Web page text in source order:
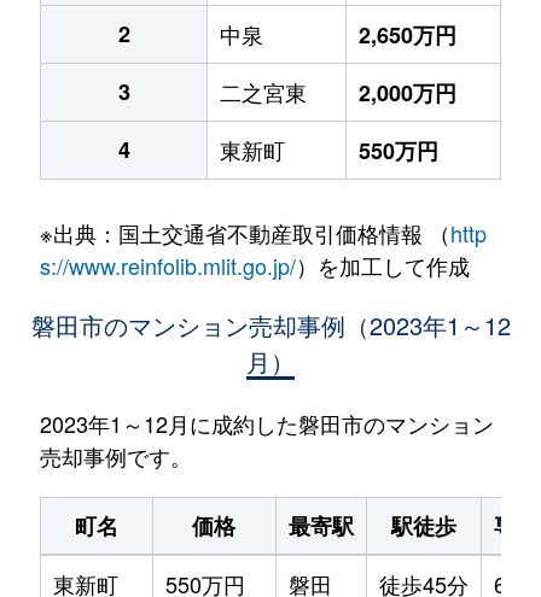
2
中泉
2,650万円
3
二之宮東
2,000万円
4
東新町 550万円
※出典：国土交通省不動産取引価格情報 （http
s://www.reinfolib.mlit.go.jp/）を加工して作成
磐田市のマンション売却事例（2023年1～12
月）
2023年1～12月に成約した磐田市のマンション
売却事例です。
町名 価格 最寄駅 駅徒歩
専
東新町
550万円 磐田 徒歩45分